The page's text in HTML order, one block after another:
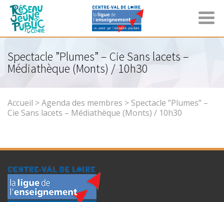
Spectacle ”Plumes” – Cie Sans lacets –
Médiathèque (Monts) / 10h30
Accueil >Agenda des membres > Spectacle ”Plumes” –
Cie Sans lacets – Médiathèque (Monts) / 10h30